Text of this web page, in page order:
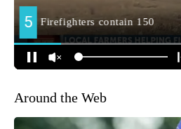
Around the Web